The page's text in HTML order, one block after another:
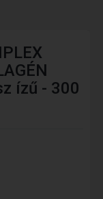
ízű - 300